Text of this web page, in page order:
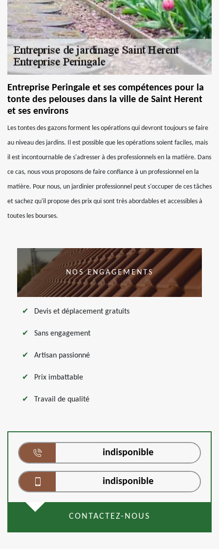
Entreprise Peringale et ses compétences pour la
tonte des pelouses dans la ville de Saint Herent
et ses environs
Les tontes des gazons forment les opérations qui devront toujours se faire
au niveau des jardins. Il est possible que les opérations soient faciles, mais
il est incontournable de s'adresser à des professionnels en la matière. Dans
ce cas, nous vous proposons de faire confiance à un professionnel en la
matière. Pour nous, un jardinier professionnel peut s'occuper de ces tâches
et sachez qu'il propose des prix qui sont très abordables et accessibles à
toutes les bourses.
NOS ENGAGEMENTS
Devis et déplacement gratuits
Sans engagement
Artisan passionné
Prix imbattable
Travail de qualité
indisponible
indisponible
CONTACTEZ-NOUS